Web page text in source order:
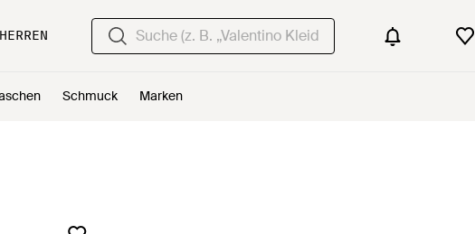
HERREN
Schmuck Marken